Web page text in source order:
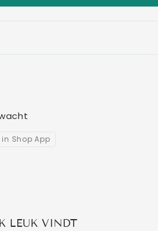
Shop App
LEUK VINDT